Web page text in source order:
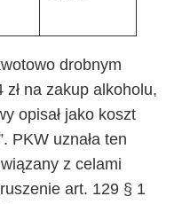
drobnym
zł na zakup alkoholu,
opisał jako koszt
PKW uznała ten
z celami
art. 129 § 1